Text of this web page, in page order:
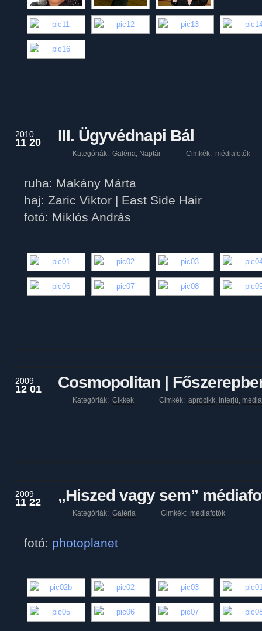
2010
11 20 III. Ügyvédnapi Bál
Kategóriák: Galéria, Naptár Cimkék: médiafotók
ruha: Makány Márta
haj: Zaric Viktor | East Side Hair
fotó: Miklós András
2009
12 01 Cosmopolitan |
Kategóriák: Cikkek Cimkék: aprócikk, interjú,
2009
11 22 „Hiszed vagy sem”
Kategóriák: Galéria Cimkék: médiafotók
fotó: photoplanet